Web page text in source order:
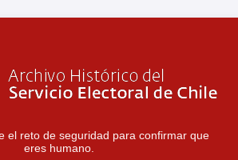
el reto de seguridad para confirmar que
eres humano.